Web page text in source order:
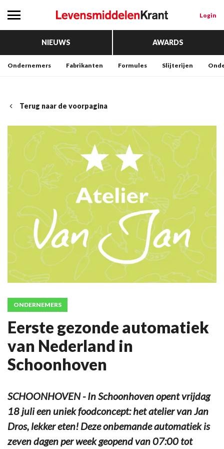
Login
NIEUWS AWARDS
Ondernemers Fabrikanten Formules Slijterijen
Terug naar de voorpagina
ONDERNEMERS
Eerste gezonde automatiek
van Nederland in
Schoonhoven
SCHOONHOVEN - In Schoonhoven opent vrijdag
18 juli een uniek foodconcept: het atelier van Jan
Dros, lekker eten! Deze onbemande automatiek is
zeven dagen per week geopend van 07:00 tot